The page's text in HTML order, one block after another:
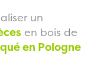
un
en bois de
en Pologne